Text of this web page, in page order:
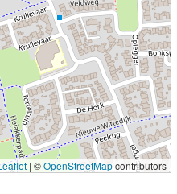
| ©OpenStreetMapcontributors